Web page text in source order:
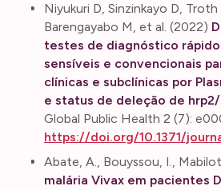
Niyukuri D, Sinzinkayo D, Troth
Barengayabo M, et al. (2022)
testes de diagnóstico
sensíveis e convencionais
clínicas e subclínicas por
e status de deleção de hrp2/
Global Public Health 2 (7):
https://doi.org/10.1371/
Abate, A., Bouyssou, I.,
malária Vivax em pacientes